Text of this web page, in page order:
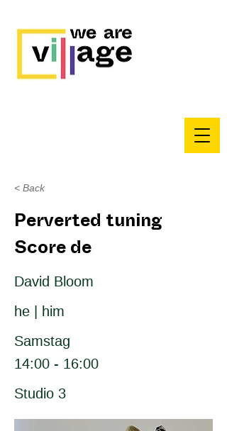
< Back
Perverted tuning
Score de
David Bloom
he | him
Samstag
14:00 - 16:00
Studio 3